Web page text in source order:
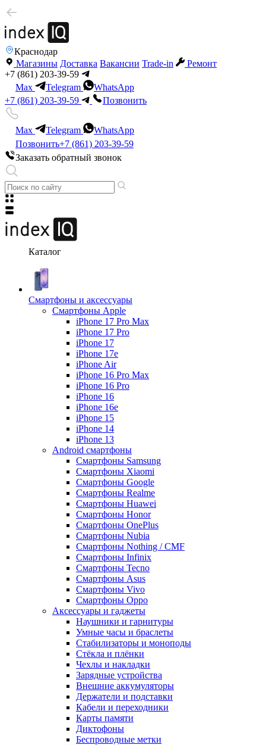
Краснодар
Магазины Доставка Вакансии Trade-in
Ремонт
+7 (861) 203-39-59
Max
Telegram
WhatsApp
+7 (861) 203-39-59
Позвонить
Max Telegram
WhatsApp
Позвонить+7 (861) 203-39-59
Заказать обратный звонок
Каталог
Смартфоны и аксессуары
Смартфоны Apple
iPhone 17 Pro Max
iPhone 17 Pro
iPhone 17
iPhone 17e
iPhone Air
iPhone 16 Pro Max
iPhone 16 Pro
iPhone 16
iPhone 16e
iPhone 15
iPhone 14
iPhone 13
Android cмартфоны
Смартфоны Samsung
Смартфоны Xiaomi
Смартфоны Google
Смартфоны Realme
Смартфоны Huawei
Смартфоны Honor
Смартфоны OnePlus
Смартфоны Nubia
Смартфоны Nothing / CMF
Смартфоны Infinix
Смартфоны Tecno
Смартфоны Asus
Смартфоны Vivo
Смартфоны Oppo
Аксессуары и гаджеты
Наушники и гарнитуры
Умные часы и браслеты
Стабилизаторы и моноподы
Стёкла и плёнки
Чехлы и накладки
Зарядные устройства
Внешние аккумуляторы
Держатели и подставки
Кабели и переходники
Карты памяти
Диктофоны
Беспроводные метки